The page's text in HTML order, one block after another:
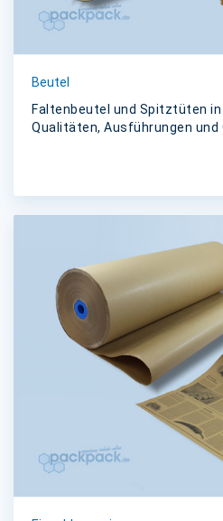
Beutel
Faltenbeutel und Spitztüten
Qualitäten, Ausführungen und